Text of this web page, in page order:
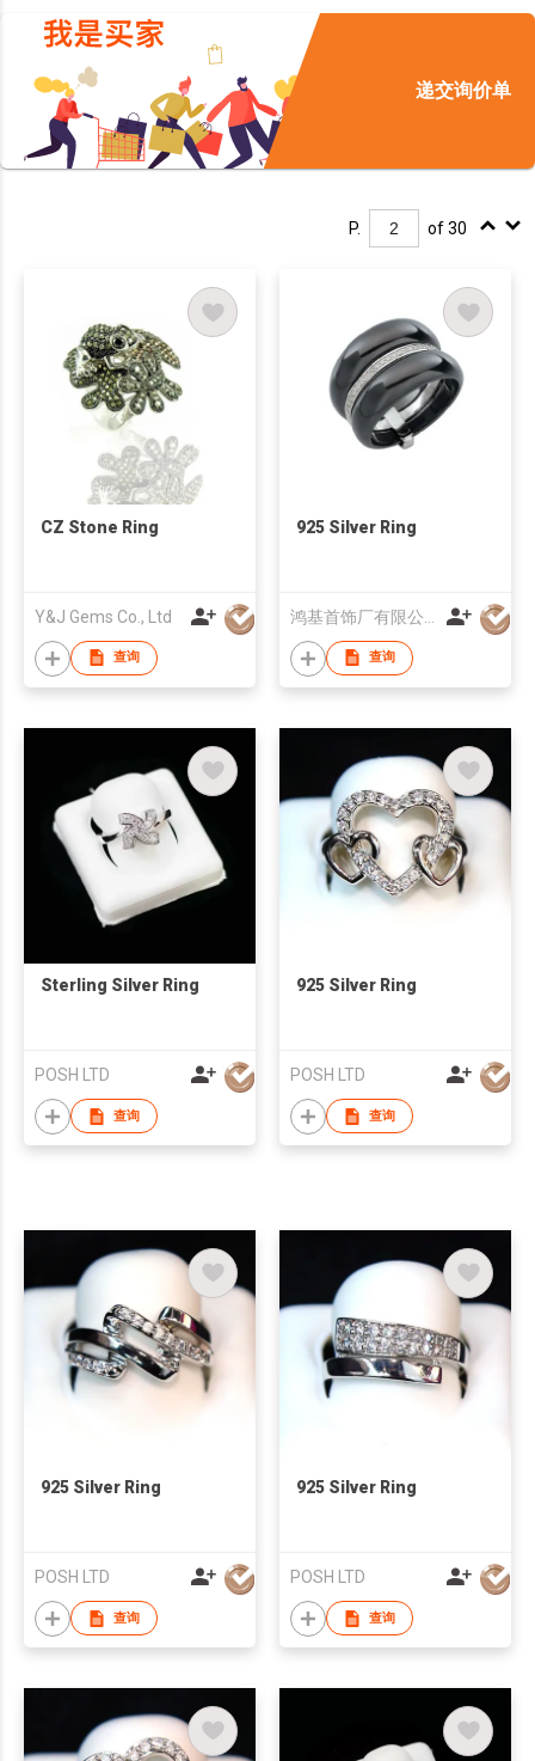
递交询价单
P. of 30
CZ Stone Ring
Y&J Gems Co., Ltd
查询
925 Silver Ring
查询
Sterling Silver Ring
POSH LTD
查询
925 Silver Ring
POSH LTD
查询
925 Silver Ring
POSH LTD
查询
925 Silver Ring
POSH LTD
查询